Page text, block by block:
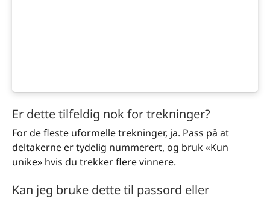
Er dette tilfeldig nok for trekninger?
For de fleste uformelle trekninger, ja. Pass på at
deltakerne er tydelig nummerert, og bruk «Kun
unike» hvis du trekker flere vinnere.
Kan jeg bruke dette til passord eller